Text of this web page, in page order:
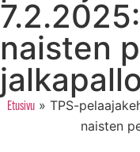
naisten
Etusivu » TPS-
naisten